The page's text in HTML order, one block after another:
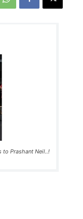
to Prashant Neil..!